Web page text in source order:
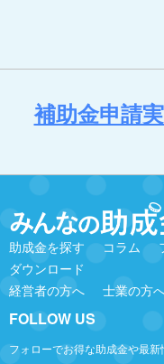
補助金申請
助成金を探す コラム
ダウンロード
経営者の方へ
士業の方
FOLLOW US
フォローでお得な助成金や最新